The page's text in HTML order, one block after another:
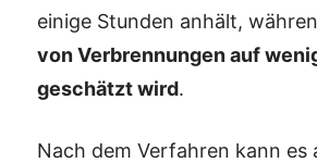
einige Stunden anhält,
von Verbrennungen auf
geschätzt wird.
Nach dem Verfahren kann es